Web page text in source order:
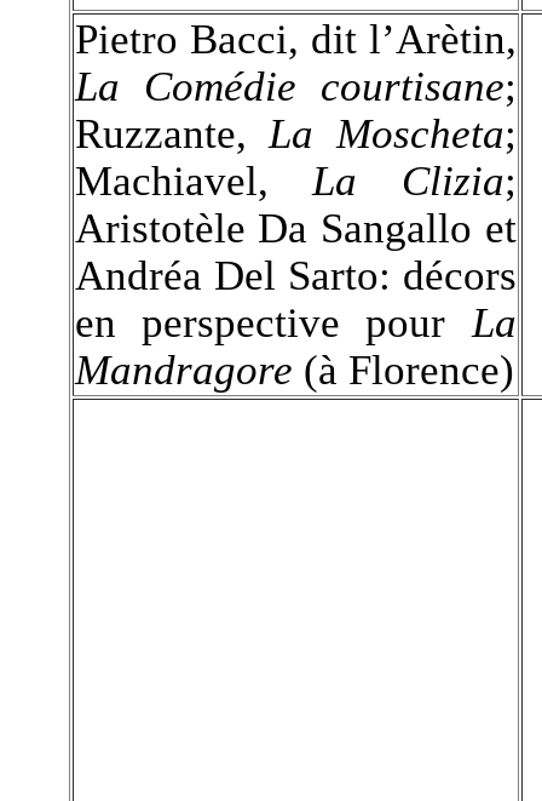
Pietro Bacci, dit l’Arètin,
La Comédie courtisane;
Ruzzante, La Moscheta;
Machiavel, La Clizia;
Aristotèle Da Sangallo et
Andréa Del Sarto: décors
en perspective pour La
Mandragore (à Florence)